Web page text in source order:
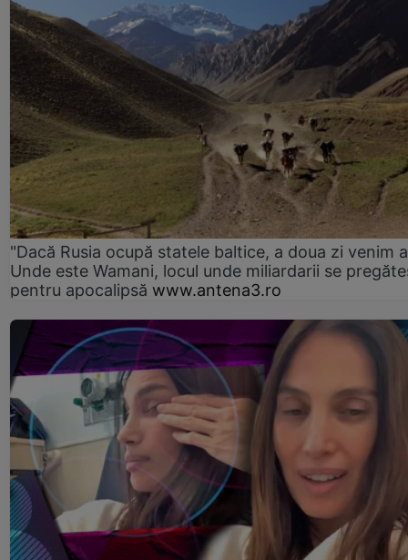
"Dacă Rusia ocupă statele baltice, a doua zi venim
Unde este Wamani, locul unde miliardarii se
pentru apocalipsă www.antena3.ro